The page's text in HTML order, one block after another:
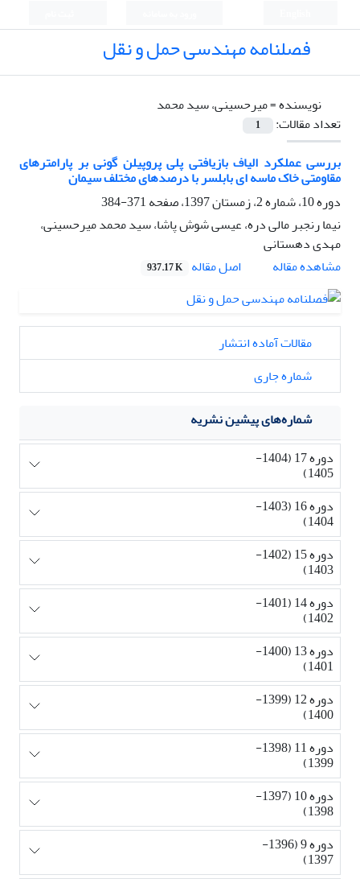
فصلنامه مهندسی حمل و نقل
نویسنده =میرحسینی، سید محمد
تعداد مقالات:
1
بررسی عملکرد الیاف بازیافتی پلی پروپیلن گونی بر پارامترهای
مقاومتی خاک ماسه ای بابلسر با درصدهای مختلف سیمان
دوره 10، شماره 2، زمستان 1397، صفحه
371-384
نیما رنجبر مالی دره، عیسی شوش پاشا، سید محمد میرحسینی،
مهدی دهستانی
مشاهده مقاله
اصل مقاله 937.17 K
مقالات آماده انتشار
شماره جاری
شماره‌های پیشین نشریه
دوره 17 (1404-
1405)
دوره 16 (1403-
1404)
دوره 15 (1402-
1403)
دوره 14 (1401-
1402)
دوره 13 (1400-
1401)
دوره 12 (1399-
1400)
دوره 11 (1398-
1399)
دوره 10 (1397-
1398)
دوره 9 (1396-
1397)